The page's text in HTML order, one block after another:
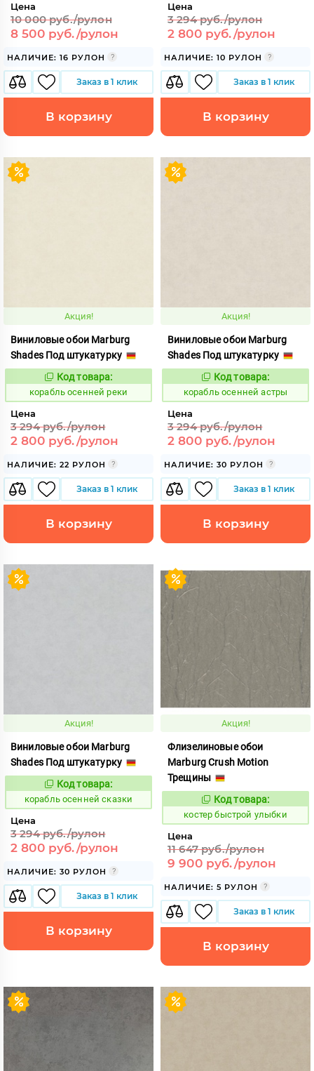
Цена
10 000 руб./рулон
8 500 руб./рулон
НАЛИЧИЕ: 16 РУЛОН
Заказ в 1 клик
В корзину
Цена
3 294 руб./рулон
2 800 руб./рулон
НАЛИЧИЕ: 10 РУЛОН
Заказ в 1 клик
В корзину
Акция!
Виниловые обои Marburg
Shades Под штукатурку
Код:
774079
Код товара:
корабль осенней реки
Цена
3 294 руб./рулон
2 800 руб./рулон
НАЛИЧИЕ: 22 РУЛОН
Заказ в 1 клик
В корзину
Акция!
Виниловые обои Marburg
Shades Под штукатурку
Код:
774081
Код товара:
корабль осенней астры
Цена
3 294 руб./рулон
2 800 руб./рулон
НАЛИЧИЕ: 30 РУЛОН
Заказ в 1 клик
В корзину
Акция!
Виниловые обои Marburg
Shades Под штукатурку
Код:
774090
Код товара:
корабль осенней сказки
Цена
3 294 руб./рулон
2 800 руб./рулон
НАЛИЧИЕ: 30 РУЛОН
Заказ в 1 клик
В корзину
Акция!
Флизелиновые обои
Marburg Crush Motion
Трещины
Код:
797986
Код товара:
костер быстрой улыбки
Цена
11 647 руб./рулон
9 900 руб./рулон
НАЛИЧИЕ: 5 РУЛОН
Заказ в 1 клик
В корзину